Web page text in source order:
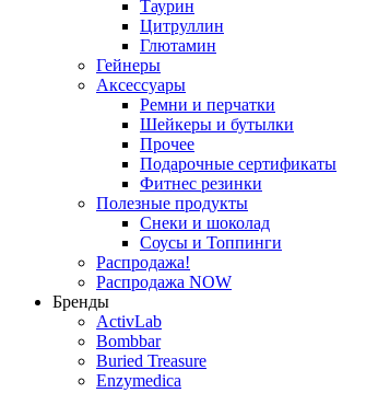
Таурин
Цитруллин
Глютамин
Гейнеры
Аксессуары
Ремни и перчатки
Шейкеры и бутылки
Прочее
Подарочные сертификаты
Фитнес резинки
Полезные продукты
Снеки и шоколад
Соусы и Топпинги
Распродажа!
Распродажа NOW
Бренды
ActivLab
Bombbar
Buried Treasure
Enzymedica